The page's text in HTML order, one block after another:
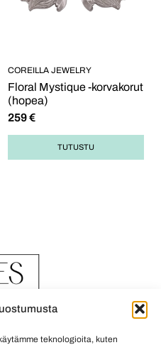
teknologioita, kuten
COREILLA JEWELRY
Floral Mystique -korvakorut
(hopea)
259€
TUTUSTU